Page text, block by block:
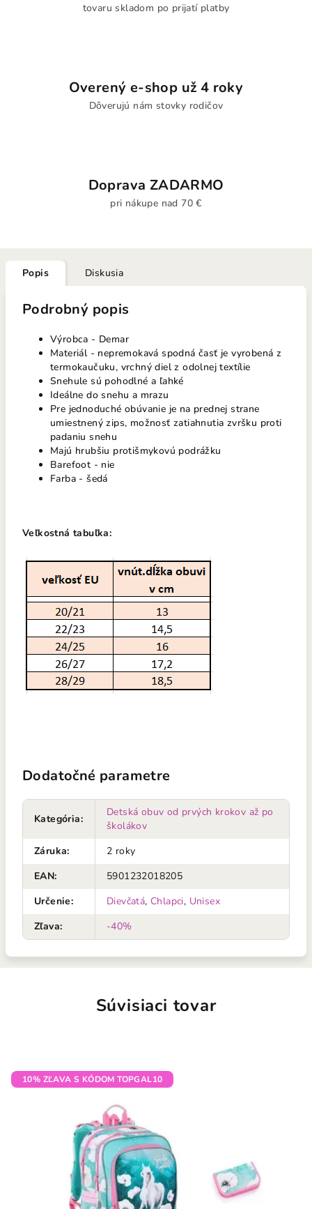
tovaru skladom po prijatí platby
Overený e-shop už 4 roky
Dôverujú nám stovky rodičov
Doprava ZADARMO
pri nákupe nad 70 €
Popis Diskusia
Podrobný popis
Výrobca - Demar
Materiál - nepremokavá spodná časť je vyrobená z
termokaučuku, vrchný diel z odolnej textílie
Snehule sú pohodlné a ľahké
Ideálne do snehu a mrazu
Pre jednoduché obúvanie je na prednej strane
umiestnený zips, možnosť zatiahnutia zvršku proti
padaniu snehu
Majú hrubšiu protišmykovú podrážku
Barefoot - nie
Farba - šedá
Veľkostná tabuľka:
Dodatočné parametre
Kategória:
Detská obuv od prvých krokov až po
školákov
Záruka:
2 roky
EAN:
5901232018205
Určenie: Dievčatá, Chlapci, Unisex
Zľava: -40%
Súvisiaci tovar
10% ZĽAVA S KÓDOM TOPGAL10